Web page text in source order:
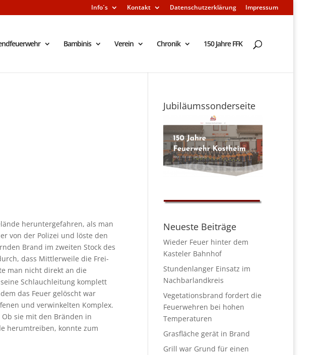
Info´s Kontakt Datenschutzerklärung Impressum
Bambinis Verein Chronik 150 Jahre FFK
heruntergefahren, als man
von der Polizei und löste den
Brand im zweiten Stock des
dass Mittlerweile die Frei-
man nicht direkt an die
Schlauchleitung komplett
das Feuer gelöscht war
und verwinkelten Komplex.
sie mit den Bränden in
herumtreiben, konnte zum
Jubiläumssonderseite
Neueste Beiträge
Wieder Feuer hinter dem
Kasteler Bahnhof
Stundenlanger Einsatz im
Nachbarlandkreis
Vegetationsbrand fordert die
Feuerwehren bei hohen
Temperaturen
Grasfläche gerät in Brand
Grill war Grund für einen